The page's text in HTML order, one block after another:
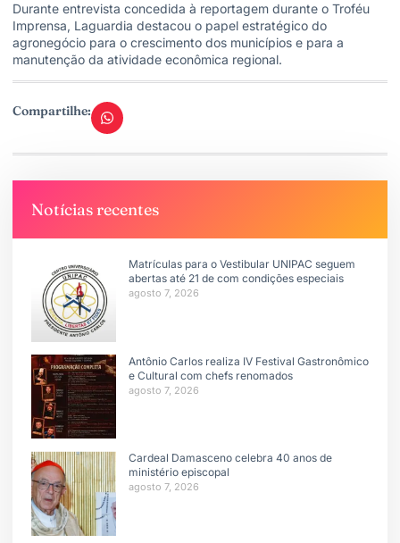
Durante entrevista concedida à reportagem durante o Troféu
Imprensa, Laguardia destacou o papel estratégico do
agronegócio para o crescimento dos municípios e para a
manutenção da atividade econômica regional.
Compartilhe:
Notícias recentes
Matrículas para o Vestibular UNIPAC seguem
abertas até 21 de com condições especiais
agosto 7, 2026
Antônio Carlos realiza IV Festival Gastronômico
e Cultural com chefs renomados
agosto 7, 2026
Cardeal Damasceno celebra 40 anos de
ministério episcopal
agosto 7, 2026